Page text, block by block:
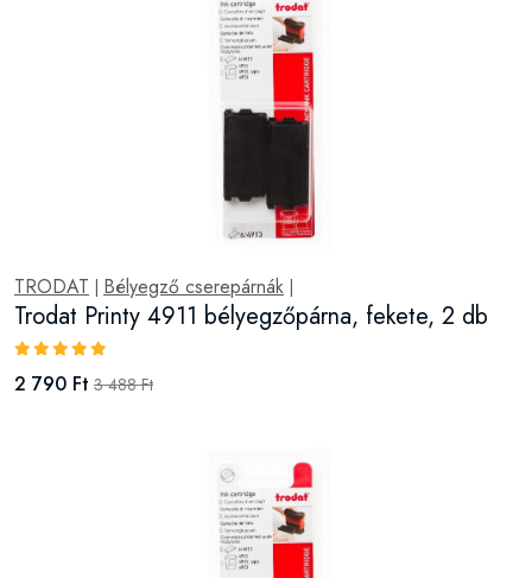
TRODAT Bélyegző cserepárnák
Trodat Printy 4911 bélyegzőpárna, fekete, 2 db
2 790 Ft 3 488 Ft